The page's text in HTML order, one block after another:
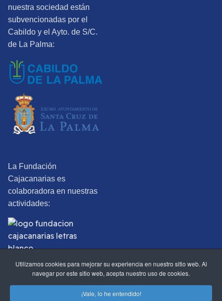
Utilizamos cookies para mejorar su experiencia en nuestro sitio web. Al
navegar por este sitio web, acepta nuestro uso de cookies.
¡Vale, lo he entendido!
nuestra sociedad están
subvencionadas por el
Cabildo y el Ayto. de S/C.
de La Palma:
La Fundación
Cajacanarias es
colaboradora en nuestras
actividades:
©2025 Real Sociedad Económica de Amigos del País de Santa